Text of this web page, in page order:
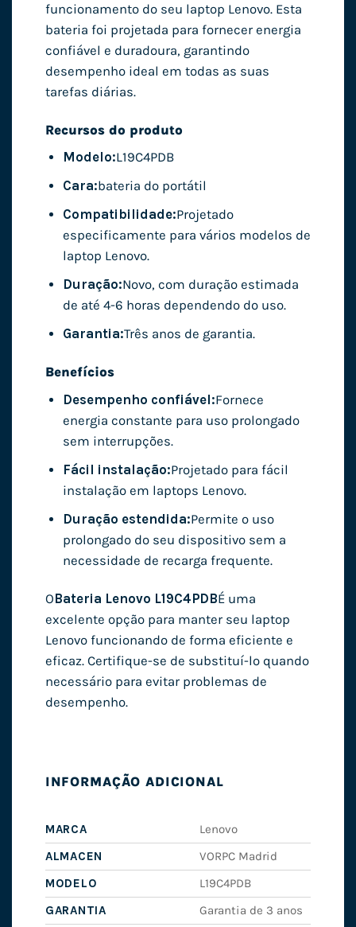
funcionamento do seu laptop Lenovo. Esta
bateria foi projetada para fornecer energia
confiável e duradoura, garantindo
desempenho ideal em todas as suas
tarefas diárias.
Recursos do produto
Modelo:L19C4PDB
Cara:bateria do portátil
Compatibilidade:Projetado
especificamente para vários modelos de
laptop Lenovo.
Duração:Novo, com duração estimada
de até 4-6 horas dependendo do uso.
Garantia:Três anos de garantia.
Benefícios
Desempenho confiável:Fornece
energia constante para uso prolongado
sem interrupções.
Fácil instalação:Projetado para fácil
instalação em laptops Lenovo.
Duração estendida:Permite o uso
prolongado do seu dispositivo sem a
necessidade de recarga frequente.
OBateria Lenovo L19C4PDBÉ uma
excelente opção para manter seu laptop
Lenovo funcionando de forma eficiente e
eficaz. Certifique-se de substituí-lo quando
necessário para evitar problemas de
desempenho.
INFORMAÇÃO ADICIONAL
MARCA
Lenovo
ALMACEN
VORPC Madrid
MODELO
L19C4PDB
GARANTIA
Garantia de 3 anos